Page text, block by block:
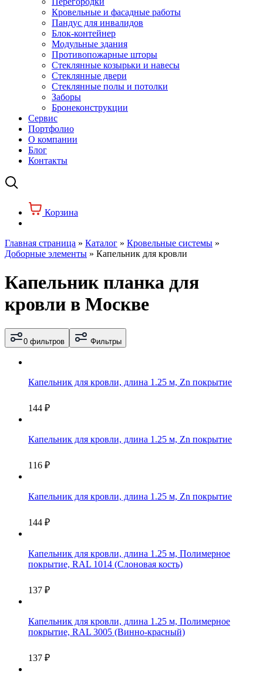
Кровельные и фасадные работы
Пандус для инвалидов
Блок-контейнер
Модульные здания
Противопожарные шторы
Стеклянные козырьки и навесы
Стеклянные двери
Стеклянные полы и потолки
Заборы
Бронеконструкции
Сервис
Портфолио
О компании
Блог
Контакты
Корзина
Главная страница » Каталог » Кровельные системы »
Доборные элементы » Капельник для кровли
Капельник планка для
кровли в Москве
0 фильтров Фильтры
Капельник для кровли, длина 1.25 м, Zn покрытие
144 ₽
Капельник для кровли, длина 1.25 м, Zn покрытие
116 ₽
Капельник для кровли, длина 1.25 м, Zn покрытие
144 ₽
Капельник для кровли, длина 1.25 м, Полимерное
покрытие, RAL 1014 (Слоновая кость)
137 ₽
Капельник для кровли, длина 1.25 м, Полимерное
покрытие, RAL 3005 (Винно-красный)
137 ₽